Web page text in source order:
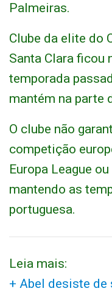
Palmeiras.
Clube da elite do
Santa Clara ficou
temporada
mantém na parte
O clube não
competição
Europa League
mantendo as
portuguesa.
Leia mais:
+ Abel desiste de